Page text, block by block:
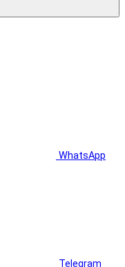
WhatsApp
Telegram